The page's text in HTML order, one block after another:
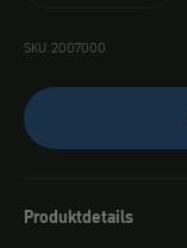
SKU: 2007000
Produktdetails